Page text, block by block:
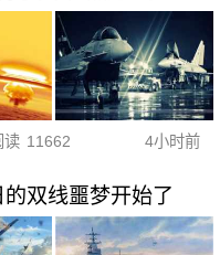
读 11662 4小时前
双线噩梦开始了